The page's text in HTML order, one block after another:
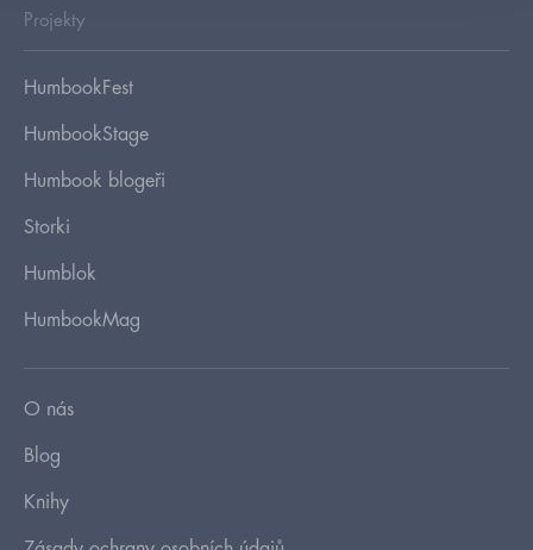
Projekty
HumbookFest
HumbookStage
Humbook blogeři
Storki
Humblok
HumbookMag
O nás
Blog
Knihy